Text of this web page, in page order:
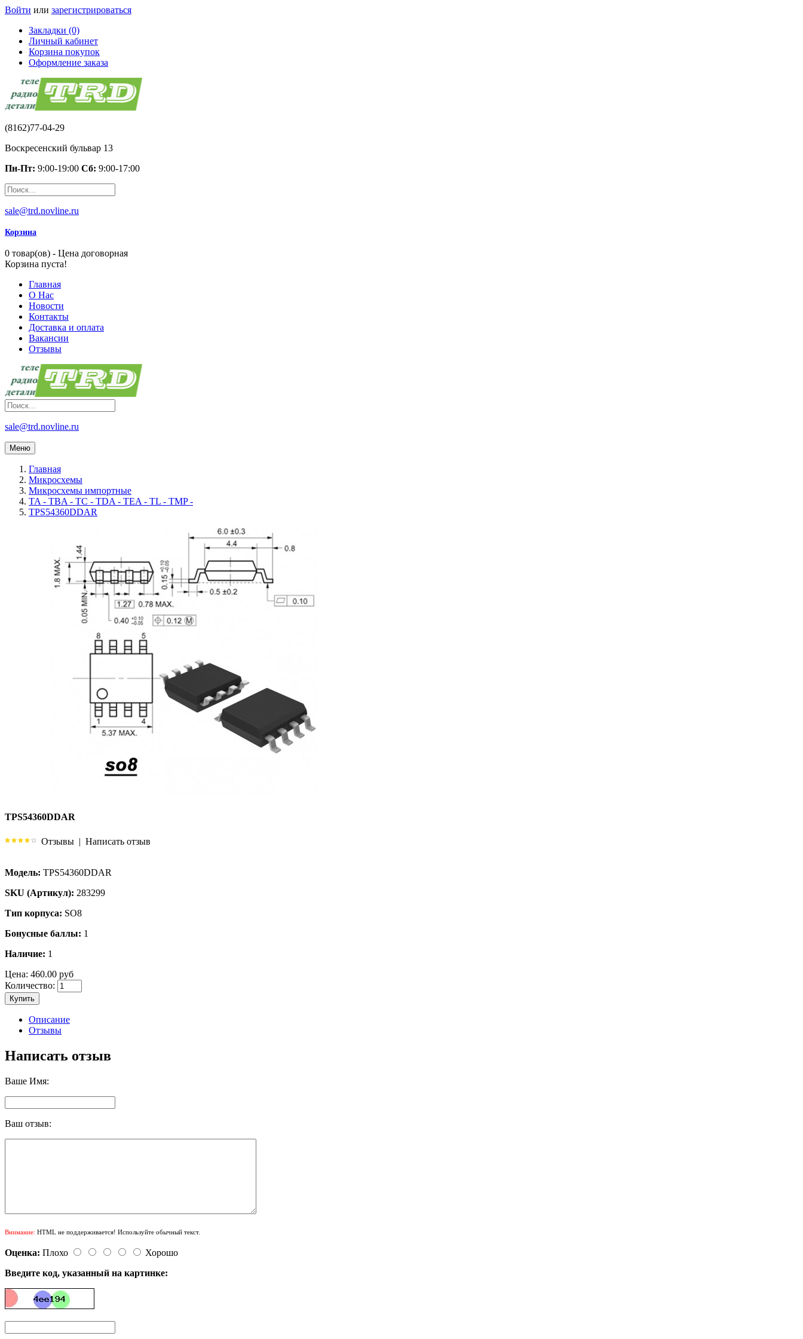
Войти или зарегистрироваться
Закладки (0)
Личный кабинет
Корзина покупок
Оформление заказа
(8162)77-04-29
Воскресенский бульвар 13
Пн-Пт: 9:00-19:00 Сб: 9:00-17:00
sale@trd.novline.ru
Корзина
0 товар(ов) - Цена договорная
Корзина пуста!
Главная
О Нас
Новости
Контакты
Доставка и оплата
Вакансии
Отзывы
sale@trd.novline.ru
Меню
Главная
Микросхемы
Микросхемы импортные
TA - TBA - TC - TDA - TEA - TL - TMP -
TPS54360DDAR
TPS54360DDAR
Отзывы | Написать отзыв
Модель: TPS54360DDAR
SKU (Артикул): 283299
Тип корпуса: SO8
Бонусные баллы: 1
Наличие: 1
Цена: 460.00 руб
Количество:
Купить
Описание
Отзывы
Написать отзыв
Ваше Имя:
Ваш отзыв:
Внимание: HTML не поддерживается! Используйте обычный текст.
Оценка: Плохо
Хорошо
Введите код, указанный на картинке: